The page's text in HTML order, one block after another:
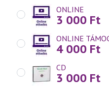
ONLINE
3 000 Ft
ONLINE
4 000 Ft
CD
3 000 Ft